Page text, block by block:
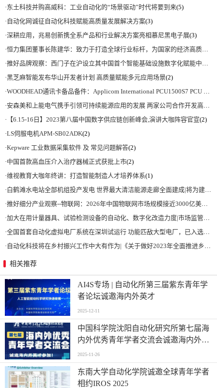
·东土科技并购高威科：工业自动化的“场景驱动”时代将要到来(5)
· 自动化网诚征自动化科技赋能高质量发展解决方案(3)
·深耕应用，兆易创新携全系产品和行业解决方案亮相慕尼黑电子展(3)
·恒力集团董事长陈建华：致力于打造全球行业标杆，为国家的经济高质量发展贡献更大力量|上海电气集团党委书记、董事长吴磊来访
·推好品牌观察：西门子在沪设立其中国首个智能基础设施数字化赋能中心
·黑芝麻智能发布华山开发者计划 高质量赋能多元应用场景(2)
·WOODHEAD通讯卡备品备件：Applicom International PCU1500S7 PCU 1500 S7 V4.5.0
·安森美和上能电气携手引领可持续能源应用的发展 两家公司合作开发高性能储能和太阳能组串式逆变器方案 以实现可持续的未来
· 【6.15-16日】2023第八届中国数字供应链创新峰会,演讲大咖阵容官宣(2)
·LS伺服电机APM-SB02ADK(2)
·Kepware 工业数据采集软件 及 常见问题解答(2)
·中国首款高血压介入治疗器械正式获批上市(2)
·维视教育大咖年终讲：打造智能制造人才培养体系(1)
·白鹤滩水电站全部机组投产发电 世界最大清洁能源走廊全面建成|将为建设新型能源体系、保障国家能源安全、实现“双碳”目标提供有力支撑
·推好细分产业观察--物联网：2026年中国物联网市场规模接近3000亿美元 智慧工厂、智慧城市、智慧电网等将占60%以上
·加大在用计量器具、试验检测设备的自动化、数字化改造力度|市场监管总局 工业和信息化部 关于促进企业计量能力提升的指导意见
·全国首套自动化虚拟电厂系统在深圳试运行 功能匹敌大型电厂，已入选国际典型案例
· 自动化科技将在乡村振兴工作中大有作为|《关于做好2023年全面推进乡村振兴重点工作的意见》发布
相关推荐
AI4S专场 | 自动化所第三届紫东青年学
者论坛诚邀海内外英才
2025-12-11
中国科学院沈阳自动化研究所第七届海
内外优秀青年学者交流会诚邀海内外英
才参加！
2025-11-26
东南大学自动化学院诚邀全球青年学者
相约IROS 2025